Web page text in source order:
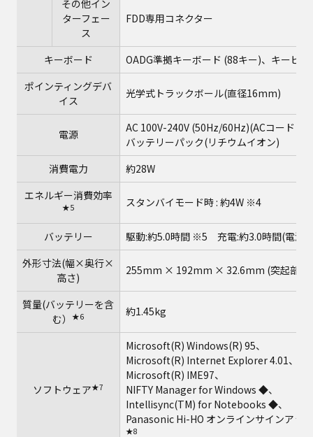
その他イン
ターフェー
ス
FDD専用コネクター
キーボード
OADG準拠キーボード (88キー)、キーピ
ポインティングデバ
イス
光学式トラックボール(直径16mm)
電源
AC 100V-240V (50Hz/60Hz)(ACコードは
バッテリーパック(リチウムイオン)
消費電力
約28W
エネルギー消費効率
★5 スタンバイモード時 : 約4W ※4
バッテリー
駆動:約5.0時間 ※5 充電:約3.0時間(電源
外形寸法(幅×奥行×
高さ)
255mm × 192mm × 32.6mm (突起部除
質量(バッテリーを含
む）
★6 約1.45kg
ソフトウェア★7
Microsoft(R) Windows(R) 95、
Microsoft(R) Internet Explorer 4.01、
Microsoft(R) IME97、
NIFTY Manager for Windows ◆、
Intellisync(TM) for Notebooks ◆、
Panasonic Hi-HO オンラインサインアッ
★8